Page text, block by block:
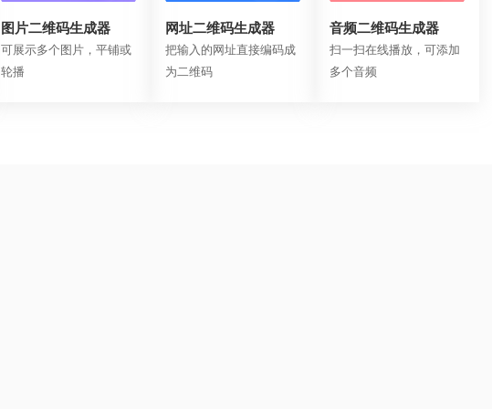
图片二维码生成器
可展示多个图片，平铺或
轮播
网址二维码生成器
把输入的网址直接编码成
为二维码
音频二维码生成器
扫一扫在线播放，可添加
多个音频